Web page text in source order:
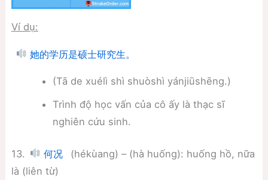
Ví dụ:
她的学历是硕士研究生。
(Tā de xuélì shì shuòshì yánjiūshēng.)
Trình độ học vấn của cô ấy là thạc sĩ
nghiên cứu sinh.
13. 何况
(hékùang) – (hà huống): huống hồ, nữa
là (liên từ)